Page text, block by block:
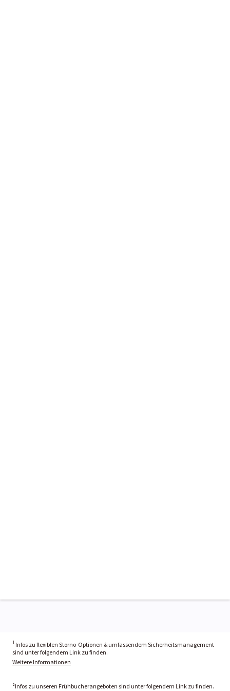
1 Infos zu flexiblen Storno-Optionen & umfassendem Sicherheitsmanagement
sind unter folgendem Link zu finden.
Weitere Informationen
²Infos zu unseren Frühbucherangeboten sind unter folgendem Link zu finden.